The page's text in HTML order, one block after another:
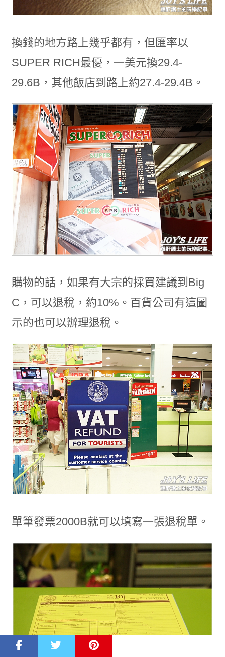
換錢的地方路上幾乎都有，但匯率以
SUPER RICH最優，一美元換29.4-
29.6B，其他飯店到路上約27.4-29.4B。
購物的話，如果有大宗的採買建議到Big
C，可以退稅，約10%。百貨公司有這圖
示的也可以辦理退稅。
單筆發票2000B就可以填寫一張退稅單。